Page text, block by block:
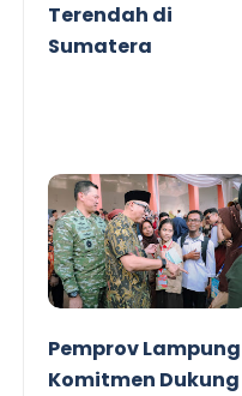
Terendah di
Sumatera
Pemprov Lampung
Komitmen Dukung